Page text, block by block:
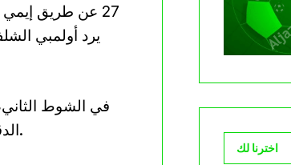
27 عن طريق
في الشوط
الدقيقة 67، بعد ركلة جزاء نفذها بنجاح عبد الحق دباري مانحا التقدم للشلفاوة.
اخترنا لك